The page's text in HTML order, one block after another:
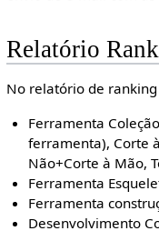
Relatório
No relatório de
Ferramenta
ferramenta), Corte
Não+Corte à Mão,
Ferramenta
Ferramenta
Desenvolvimento